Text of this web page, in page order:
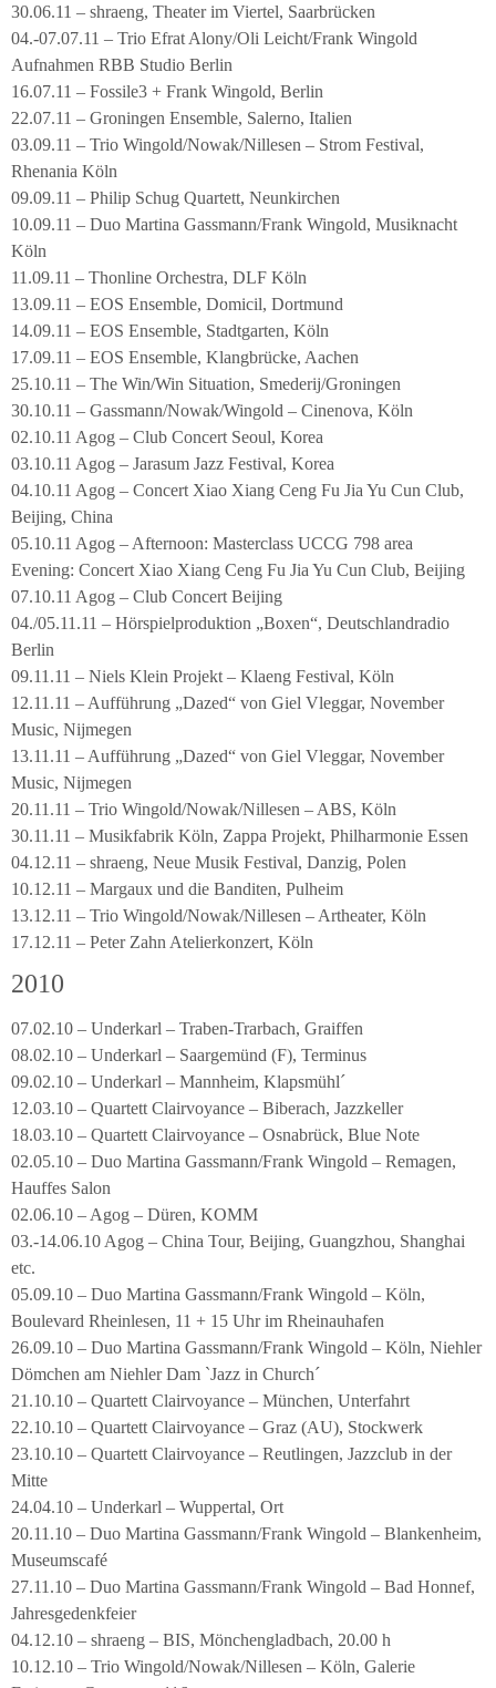
30.06.11 – shraeng, Theater im Viertel, Saarbrücken
04.-07.07.11 – Trio Efrat Alony/Oli Leicht/Frank Wingold
Aufnahmen RBB Studio Berlin
16.07.11 – Fossile3 + Frank Wingold, Berlin
22.07.11 – Groningen Ensemble, Salerno, Italien
03.09.11 – Trio Wingold/Nowak/Nillesen – Strom Festival,
Rhenania Köln
09.09.11 – Philip Schug Quartett, Neunkirchen
10.09.11 – Duo Martina Gassmann/Frank Wingold, Musiknacht
Köln
11.09.11 – Thonline Orchestra, DLF Köln
13.09.11 – EOS Ensemble, Domicil, Dortmund
14.09.11 – EOS Ensemble, Stadtgarten, Köln
17.09.11 – EOS Ensemble, Klangbrücke, Aachen
25.10.11 – The Win/Win Situation, Smederij/Groningen
30.10.11 – Gassmann/Nowak/Wingold – Cinenova, Köln
02.10.11 Agog – Club Concert Seoul, Korea
03.10.11 Agog – Jarasum Jazz Festival, Korea
04.10.11 Agog – Concert Xiao Xiang Ceng Fu Jia Yu Cun Club,
Beijing, China
05.10.11 Agog – Afternoon: Masterclass UCCG 798 area
Evening: Concert Xiao Xiang Ceng Fu Jia Yu Cun Club, Beijing
07.10.11 Agog – Club Concert Beijing
04./05.11.11 – Hörspielproduktion „Boxen“, Deutschlandradio
Berlin
09.11.11 – Niels Klein Projekt – Klaeng Festival, Köln
12.11.11 – Aufführung „Dazed“ von Giel Vleggar, November
Music, Nijmegen
13.11.11 – Aufführung „Dazed“ von Giel Vleggar, November
Music, Nijmegen
20.11.11 – Trio Wingold/Nowak/Nillesen – ABS, Köln
30.11.11 – Musikfabrik Köln, Zappa Projekt, Philharmonie Essen
04.12.11 – shraeng, Neue Musik Festival, Danzig, Polen
10.12.11 – Margaux und die Banditen, Pulheim
13.12.11 – Trio Wingold/Nowak/Nillesen – Artheater, Köln
17.12.11 – Peter Zahn Atelierkonzert, Köln
2010
07.02.10 – Underkarl – Traben-Trarbach, Graiffen
08.02.10 – Underkarl – Saargemünd (F), Terminus
09.02.10 – Underkarl – Mannheim, Klapsmühl´
12.03.10 – Quartett Clairvoyance – Biberach, Jazzkeller
18.03.10 – Quartett Clairvoyance – Osnabrück, Blue Note
02.05.10 – Duo Martina Gassmann/Frank Wingold – Remagen,
Hauffes Salon
02.06.10 – Agog – Düren, KOMM
03.-14.06.10 Agog – China Tour, Beijing, Guangzhou, Shanghai
etc.
05.09.10 – Duo Martina Gassmann/Frank Wingold – Köln,
Boulevard Rheinlesen, 11 + 15 Uhr im Rheinauhafen
26.09.10 – Duo Martina Gassmann/Frank Wingold – Köln, Niehler
Dömchen am Niehler Dam `Jazz in Church´
21.10.10 – Quartett Clairvoyance – München, Unterfahrt
22.10.10 – Quartett Clairvoyance – Graz (AU), Stockwerk
23.10.10 – Quartett Clairvoyance – Reutlingen, Jazzclub in der
Mitte
24.04.10 – Underkarl – Wuppertal, Ort
20.11.10 – Duo Martina Gassmann/Frank Wingold – Blankenheim,
Museumscafé
27.11.10 – Duo Martina Gassmann/Frank Wingold – Bad Honnef,
Jahresgedenkfeier
04.12.10 – shraeng – BIS, Mönchengladbach, 20.00 h
10.12.10 – Trio Wingold/Nowak/Nillesen – Köln, Galerie